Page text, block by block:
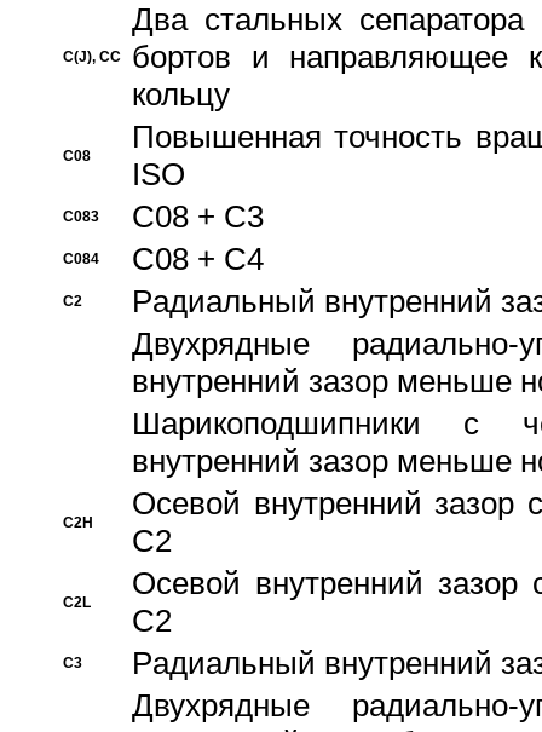
C(J), CC
Два стальных сепаратора
бортов и направляющее
кольцу
C08
Повышенная точность
ISO
C083 C08 + C3
C084 C08 + C4
C2
Pадиальный внутренний
Двухрядные радиально-
внутренний зазор меньше
Шарикоподшипники с
внутренний зазор меньше
C2H
Осевой внутренний зазор
C2
C2L
Осевой внутренний зазор
C2
C3
Pадиальный внутренний
Двухрядные радиально-